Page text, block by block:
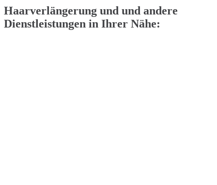
Haarverlängerung und und andere
Dienstleistungen in Ihrer Nähe: